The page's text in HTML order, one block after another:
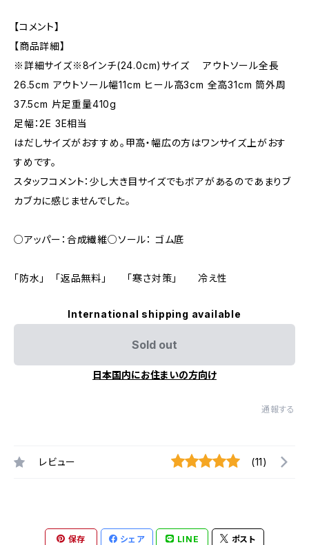
【コメント】
【商品詳細】
※詳細サイズ※8インチ(24.0cm)サイズ アウトソール全長
26.5cm アウトソール幅11cm ヒール高3cm 全高31cm 筒外周
37.5cm 片足重量410g
足幅：2E 3E相当
はだしサイズがおすすめ。甲高・幅広の方はワンサイズ上がおす
すめです。
スタッフコメント：少し大き目サイズでもボアがあるのであまりブ
カブカに感じませんでした。
○アッパー：合成繊維○ソール： ゴム底
「防水」 「返品無料」 「寒さ対策」 冷え性
International shipping available
Sold out
日本国内にお住まいの方向け
通報する
レビュー (11)
保存 シェア LINE ポスト